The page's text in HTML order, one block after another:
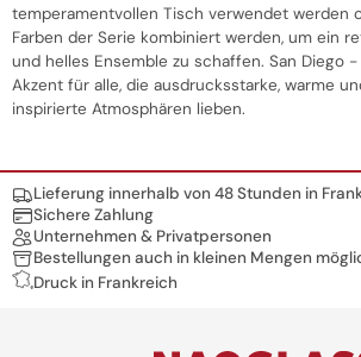
temperamentvollen Tisch verwendet werden
Farben der Serie kombiniert werden, um ein
und helles Ensemble zu schaffen. San Diego
Akzent für alle, die ausdrucksstarke, warme
inspirierte Atmosphären lieben.
Nos engagements
Lieferung innerhalb von 48 Stunden in
Sichere Zahlung
Unternehmen & Privatpersonen
Bestellungen auch in kleinen Mengen
Druck in Frankreich